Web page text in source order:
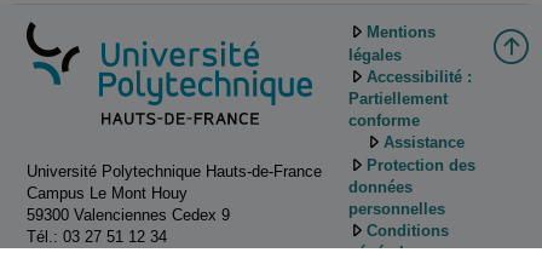
Université Polytechnique Hauts-de-France
Campus Le Mont Houy
59300 Valenciennes Cedex 9
Tél.: 03 27 51 12 34
Mentions
légales
Accessibilité :
Partiellement
conforme
Assistance
Protection des
données
personnelles
Conditions
générales